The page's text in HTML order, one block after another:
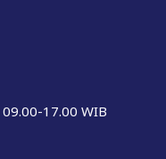
09.00-17.00 WIB